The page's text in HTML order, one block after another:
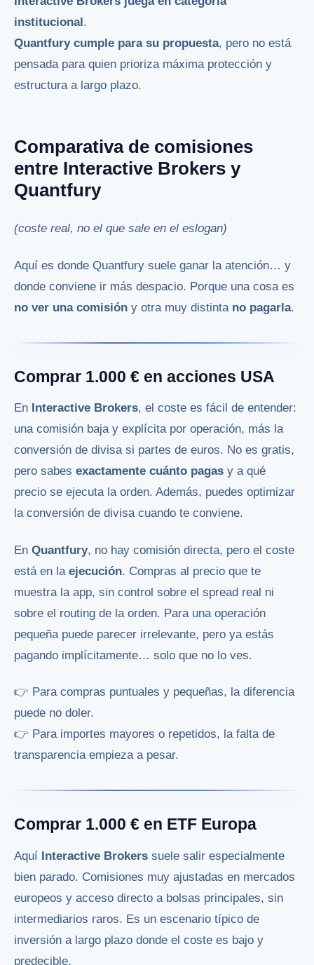
institucional.
Quantfury cumple para su propuesta, pero no está
pensada para quien prioriza máxima protección y
estructura a largo plazo.
Comparativa de comisiones
entre Interactive Brokers y
Quantfury
(coste real, no el que sale en el eslogan)
Aquí es donde Quantfury suele ganar la atención… y
donde conviene ir más despacio. Porque una cosa es
no ver una comisión y otra muy distinta no pagarla.
Comprar 1.000 € en acciones USA
En Interactive Brokers, el coste es fácil de entender:
una comisión baja y explícita por operación, más la
conversión de divisa si partes de euros. No es gratis,
pero sabes exactamente cuánto pagas y a qué
precio se ejecuta la orden. Además, puedes optimizar
la conversión de divisa cuando te conviene.
En Quantfury, no hay comisión directa, pero el coste
está en la ejecución. Compras al precio que te
muestra la app, sin control sobre el spread real ni
sobre el routing de la orden. Para una operación
pequeña puede parecer irrelevante, pero ya estás
pagando implícitamente… solo que no lo ves.
👉 Para compras puntuales y pequeñas, la diferencia
puede no doler.
👉 Para importes mayores o repetidos, la falta de
transparencia empieza a pesar.
Comprar 1.000 € en ETF Europa
Aquí Interactive Brokers suele salir especialmente
bien parado. Comisiones muy ajustadas en mercados
europeos y acceso directo a bolsas principales, sin
intermediarios raros. Es un escenario típico de
inversión a largo plazo donde el coste es bajo y
predecible.